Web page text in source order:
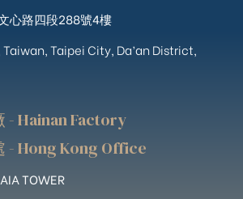
心路四段288號4樓
Taiwan, Taipei City, Da’an District,
- Hainan Factory
- Hong Kong Office
TOWER